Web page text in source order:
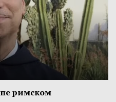
римском